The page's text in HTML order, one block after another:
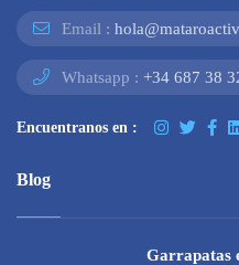
Email :
Whatsapp : +34 687 38
Encuentranos en :
Blog
Garrapatas